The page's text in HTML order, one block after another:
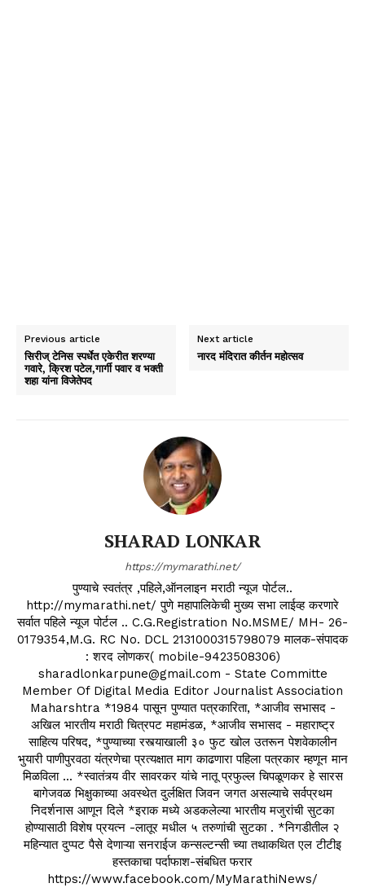
Previous article
सिरीज् टेनिस स्पर्धेत एकेरीत शरण्या
गवारे, क्रिश पटेल,गार्गी पवार व भक्ती
शहा यांना विजेतेपद
Next article
नारद मंदिरात कीर्तन महोत्सव
SHARAD LONKAR
https://mymarathi.net/
पुण्याचे स्वतंत्र ,पहिले,ऑनलाइन मराठी न्यूज पोर्टल..
http://mymarathi.net/ पुणे महापालिकेची मुख्य सभा लाईव्ह करणारे
सर्वात पहिले न्यूज पोर्टल .. C.G.Registration No.MSME/ MH- 26-
0179354,M.G. RC No. DCL 2131000315798079 मालक-संपादक
: शरद लोणकर( mobile-9423508306)
sharadlonkarpune@gmail.com - State Committe
Member Of Digital Media Editor Journalist Association
Maharshtra *1984 पासून पुण्यात पत्रकारिता, *आजीव सभासद -
अखिल भारतीय मराठी चित्रपट महामंडळ, *आजीव सभासद - महाराष्ट्र
साहित्य परिषद, *पुण्याच्या रस्त्याखाली ३० फुट खोल उतरून पेशवेकालीन
भुयारी पाणीपुरवठा यंत्रणेचा प्रत्यक्षात माग काढणारा पहिला पत्रकार म्हणून मान
मिळविला ... *स्वातंत्र्य वीर सावरकर यांचे नातू प्रफुल्ल चिपळूणकर हे सारस
बागेजवळ भिक्षुकाच्या अवस्थेत दुर्लक्षित जिवन जगत असल्याचे सर्वप्रथम
निदर्शनास आणून दिले *इराक मध्ये अडकलेल्या भारतीय मजुरांची सुटका
होण्यासाठी विशेष प्रयत्न -लातूर मधील ५ तरुणांची सुटका . *निगडीतील २
महिन्यात दुप्पट पैसे देणाऱ्या सनराईज कन्सल्टन्सी च्या तथाकथित एल टीटीइ
हस्तकाचा पर्दाफाश-संबधित फरार
https://www.facebook.com/MyMarathiNews/